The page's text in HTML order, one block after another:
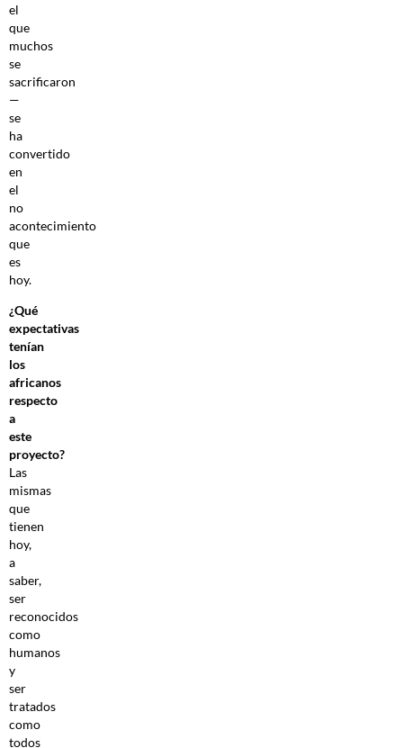
el
que
muchos
se
sacrificaron
—
se
ha
convertido
en
el
no
acontecimiento
que
es
hoy.
¿Qué
expectativas
tenían
los
africanos
respecto
a
este
proyecto?
Las
mismas
que
tienen
hoy,
a
saber,
ser
reconocidos
como
humanos
y
ser
tratados
como
todos